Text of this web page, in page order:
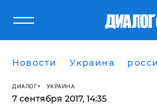
Новости Украина
ДИАЛОГ УКРАИНА
7 сентября 2017, 14:35